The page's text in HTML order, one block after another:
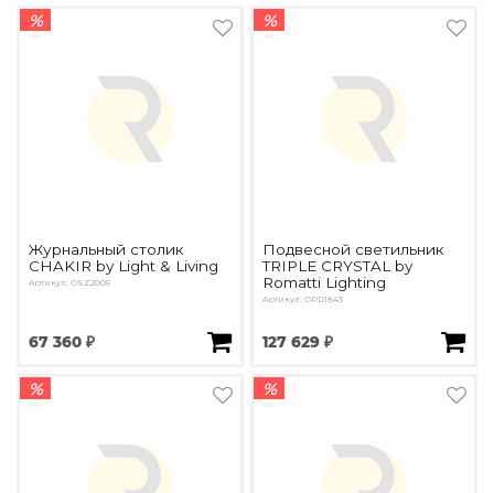
%
Журнальный столик
CHAKIR by Light & Living
Артикул: OSZ2005
67 360 ₽
%
Подвесной светильник
TRIPLE CRYSTAL by
Romatti Lighting
Артикул: OPD1843
127 629 ₽
% %